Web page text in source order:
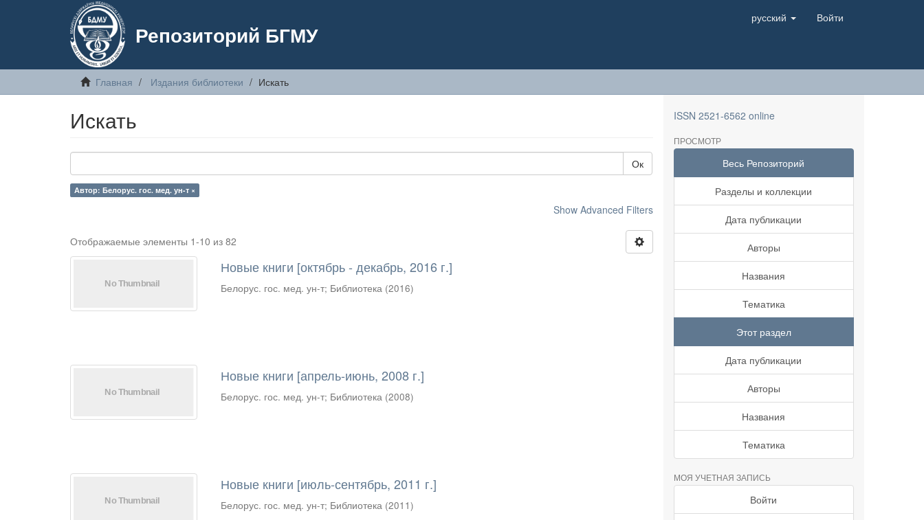
Репозиторий БГМУ
русский Войти
Главная Издания библиотеки Искать
Искать
Ок
Автор: Белорус. гос. мед. ун-т ×
Show Advanced Filters
Отображаемые элементы 1-10 из 82
Новые книги [октябрь - декабрь, 2016 г.]
Белорус. гос. мед. ун-т; Библиотека (2016)
Новые книги [апрель-июнь, 2008 г.]
Белорус. гос. мед. ун-т; Библиотека (2008)
Новые книги [июль-сентябрь, 2011 г.]
Белорус. гос. мед. ун-т; Библиотека (2011)
ISSN 2521-6562 online
ПРОСМОТР
Весь Репозиторий
Разделы и коллекции
Дата публикации
Авторы
Названия
Тематика
Этот раздел
Дата публикации
Авторы
Названия
Тематика
МОЯ УЧЕТНАЯ ЗАПИСЬ
Войти